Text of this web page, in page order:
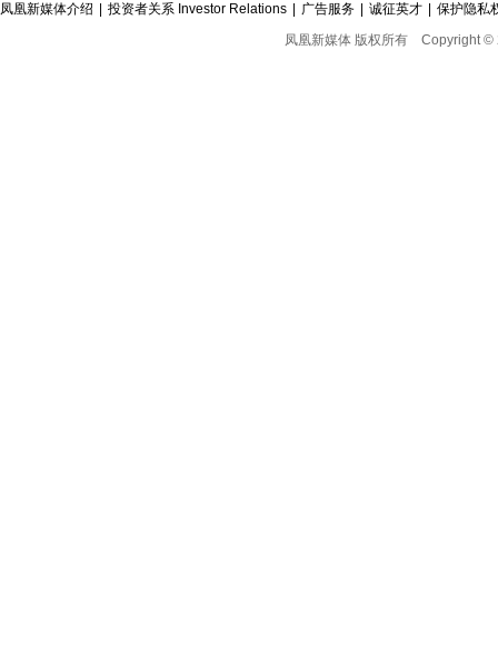
凤凰新媒体介绍 投资者关系 Investor Relations 广告服务 诚征英才
保护隐私
凤凰新媒体 版权所有 Copyright ©